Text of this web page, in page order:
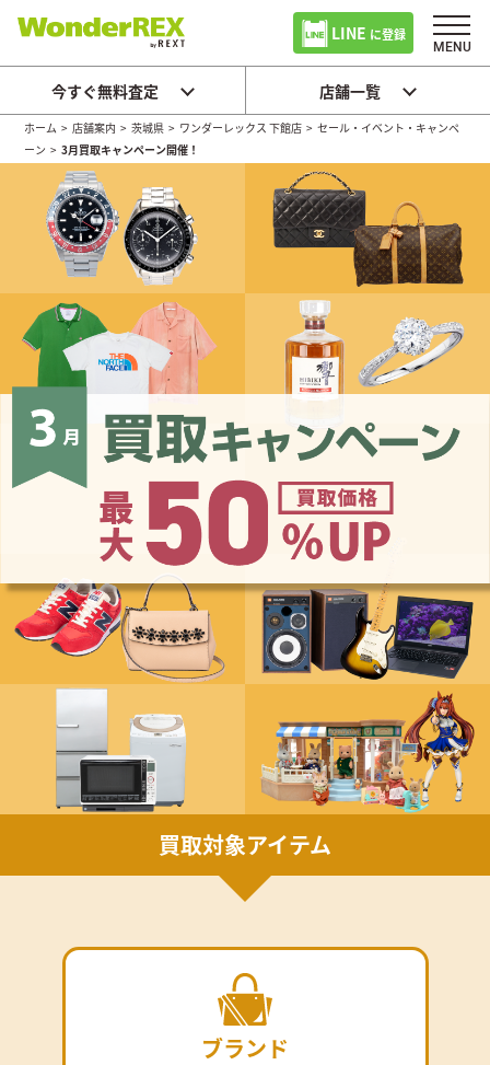
LINE に登録
今すぐ無料査定 店舗一覧
ホーム >店舗案内 >茨城県 > ワンダーレックス 下館店 >セール・イベント・キャンペ
ーン >3月買取キャンペーン開催！
買取対象アイテム
ブランド